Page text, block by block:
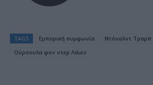
TAGS Εμπορική συμφωνία
Ντόναλντ Τραμπ
Ούρσουλα φον ντερ Λάιεν